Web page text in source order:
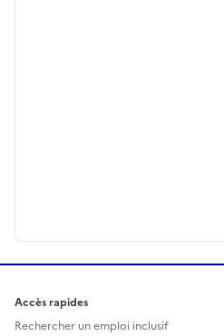
Accès rapides
Rechercher un emploi inclusif